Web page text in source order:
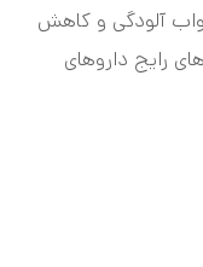
آلودگی و کاهش
رایج داروهای